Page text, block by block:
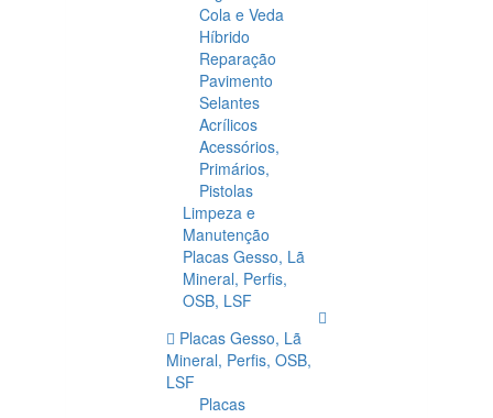
Cola e Veda
Híbrido
Reparação
Pavimento
Selantes
Acrílicos
Acessórios,
Primários,
Pistolas
Limpeza e
Manutenção
Placas Gesso, Lã
Mineral, Perfis,
OSB, LSF
Placas Gesso, Lã
Mineral, Perfis, OSB,
LSF
Placas